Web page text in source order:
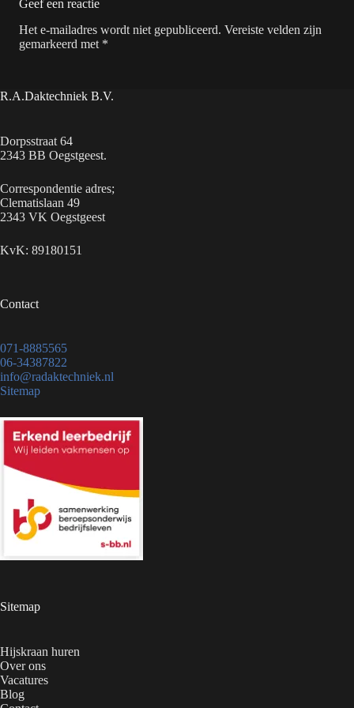
Geef een reactie
Het e-mailadres wordt niet gepubliceerd. Vereiste velden zijn
gemarkeerd met *
R.A.Daktechniek B.V.
Dorpsstraat 64
2343 BB Oegstgeest.
Correspondentie adres;
Clematislaan 49
2343 VK Oegstgeest
KvK: 89180151
Contact
071-8885565
06-34387822
info@radaktechniek.nl
Sitemap
Sitemap
Hijskraan huren
Over ons
Vacatures
Blog